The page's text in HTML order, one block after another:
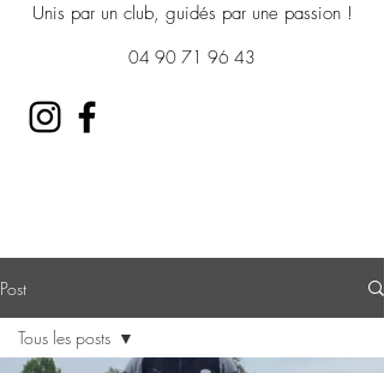
Unis par un club, guidés par une passion !
04 90 71 96 43
Post
Tous les posts